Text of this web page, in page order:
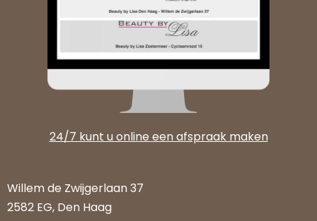
24/7 kunt u online een afspraak maken
Willem de Zwijgerlaan 37
2582 EG, Den Haag